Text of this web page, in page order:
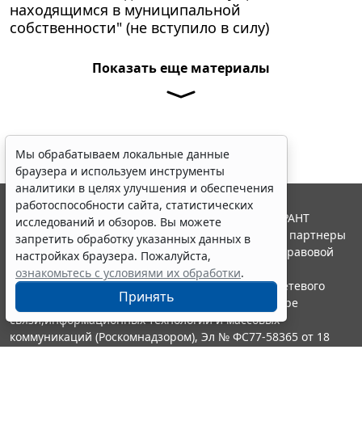
находящимся в муниципальной
собственности" (не вступило в силу)
Показать еще материалы
Мы обрабатываем локальные данные
браузера и используем инструменты
аналитики в целях улучшения и обеспечения
работоспособности сайта, статистических
исследований и обзоров. Вы можете
запретить обработку указанных данных в
настройках браузера. Пожалуйста,
ознакомьтесь с условиями их обработки.
Принять
© ООО "НПП "ГАРАНТ-СЕРВИС", 2026. Система ГАРАНТ
выпускается с 1990 года. Компания "Гарант" и ее партнеры
являются участниками Российской ассоциации правовой
информации ГАРАНТ.
Портал ГАРАНТ.РУ зарегистрирован в качестве сетевого
издания Федеральной службой по надзору в сфере
связи,информационных технологий и массовых
коммуникаций (Роскомнадзором), Эл № ФС77-58365 от 18